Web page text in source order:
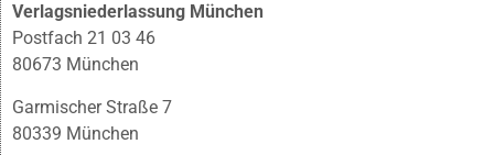
Verlagsniederlassung München
Postfach 21 03 46
80673 München
Garmischer Straße 7
80339 München